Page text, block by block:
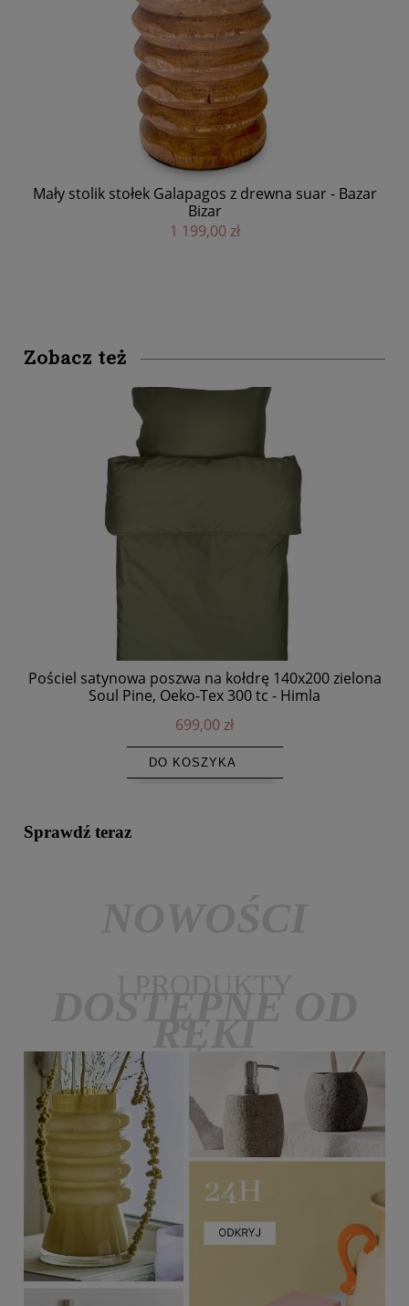
Mały stolik stołek Galapagos z drewna suar - Bazar
Bizar
1 199,00 zł
Zobacz też
Pościel satynowa poszwa na kołdrę 140x200 zielona
Soul Pine, Oeko-Tex 300 tc - Himla
699,00 zł
DO KOSZYKA
Sprawdź teraz